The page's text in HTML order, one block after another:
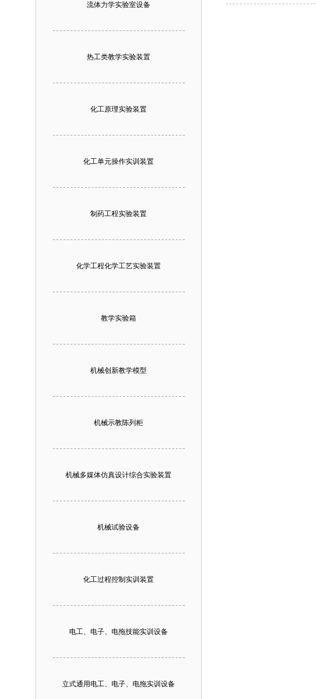
流体力学实验室设备
热工类教学实验装置
化工原理实验装置
化工单元操作实训装置
制药工程实验装置
化学工程化学工艺实验装置
教学实验箱
机械创新教学模型
机械示教陈列柜
机械多媒体仿真设计综合实验装置
机械试验设备
化工过程控制实训装置
电工、电子、电拖技能实训设备
立式通用电工、电子、电拖实训设备